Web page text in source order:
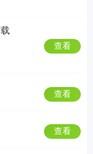
查看
查看
查看